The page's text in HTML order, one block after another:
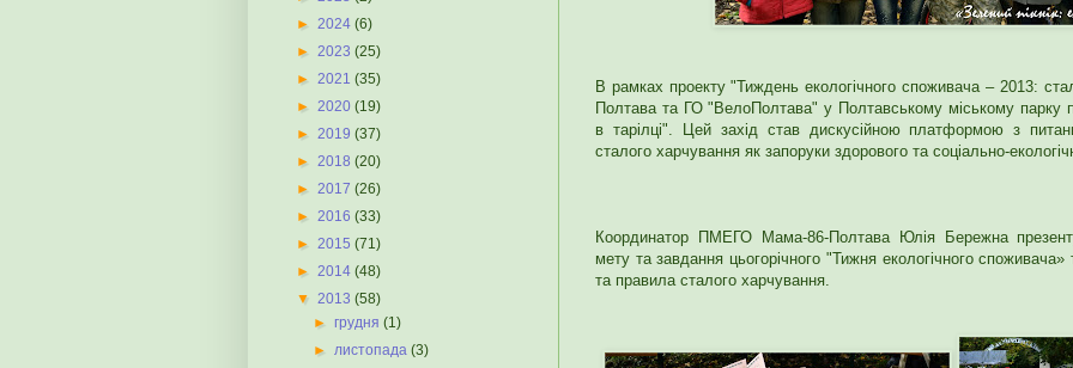
В рамках проекту "Тиждень екологічного споживача – 2013:
Полтава та ГО "ВелоПолтава" у Полтавському міському парку
в тарілці". Цей захід став дискусійною платформою з
сталого харчування як запоруки здорового та соціально-
Координатор ПМЕГО Мама-86-Полтава Юлія Бережна
мету та завдання цьогорічного "Тижня екологічного споживача»
та правила сталого харчування.
► 2024 (6)
► 2023 (25)
► 2021 (35)
► 2020 (19)
► 2019 (37)
► 2018 (20)
► 2017 (26)
► 2016 (33)
► 2015 (71)
► 2014 (48)
▼ 2013 (58)
►грудня(1)
►листопада(3)